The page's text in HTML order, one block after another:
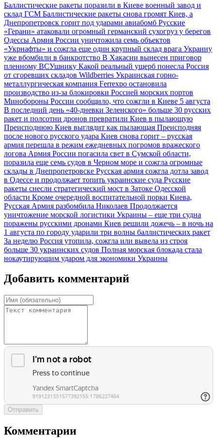
Баллистические ракеты поразили в Киеве военный завод и
склад ГСМ Баллистические ракеты снова громят Киев, а
Днепропетровск горит под ударами авиабомб Русские
«Герани» атаковали огромный германский сухогруз у берегов
Одессы Армия России уничтожила семь объектов
«Укрнафты» и сожгла еще один крупный склад врага Украину
уже вбомбили в банкротство В Хакасии вынесен приговор
пленному ВСУшнику Какой реальный ущерб понесла Россия
от сгоревших складов Wildberries Украинская горно-
металлургическая компания Ferrexpo остановила
производство из-за блокировки Россией морских портов
Минобороны России сообщило, что сожгли в Киеве 5 августа
В последний день «40-дневки Зеленского» больше 30 русских
ракет и полсотни дронов превратили Киев в пылающую
Преисподнюю Киев выглядит как пылающая Преисподняя
после нового русского удара Киев снова горит – русская
армия перешла в режим ежедневных погромов вражеского
логова Армия России погасила свет в Сумской области,
поразила еще семь судов в Черном море и сожгла огромные
склады в Днепропетровске Русская армия сожгла дотла завод
в Одессе и продолжает топить украинские суда Русские
ракеты снесли стратегический мост в Затоке Одесской
области Кроме очередной воспитательной порки Киева,
Русская Армия разбомбила Николаев Продолжается
уничтожение морской логистики Украины – еще три судна
поражены русскими дронами Киев решили дожечь – в ночь на
1 августа по городу ударили три волны баллистических ракет
За неделю Россия утопила, сожгла или вывела из строя
больше 30 украинских судов Полная морская блокада стала
нокаутирующим ударом для экономики Украины
Добавить комментарий
Отправить
Комментарии